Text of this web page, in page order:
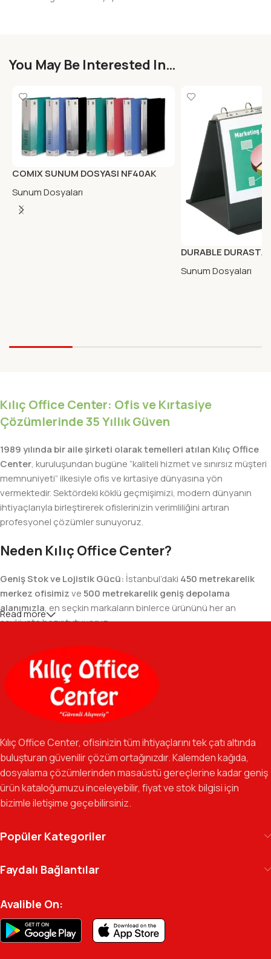
You May Be Interested In…
COMIX SUNUM DOSYASI NF40AK
Sunum Dosyaları
DURABLE
Sunum Dosyaları
Kılıç Office Center: Ofis ve Kırtasiye
Çözümlerinde 35 Yıllık Güven
1989 yılında bir aile şirketi olarak temelleri atılan Kılıç Office
Center, kuruluşundan bugüne “kaliteli hizmet ve sınırsız müşteri
memnuniyeti” ilkesiyle ofis ve kırtasiye dünyasına yön
vermektedir. Sektördeki köklü geçmişimizi, modern dünyanın
ihtiyaçlarıyla birleştirerek ofislerinizin verimliliğini artıran
profesyonel çözümler sunuyoruz.
Neden Kılıç Office Center?
Geniş Stok ve Lojistik Gücü: İstanbul’daki 450 metrekarelik
merkez ofisimizve500 metrekarelik geniş depolama
alanımızla, en seçkin markaların binlerce ürününü her an
sevkiyata hazır tutuyoruz.
Geniş Ürün Yelpazesi:Temel kırtasiye malzemelerinden teknik
ofis gereçlerine kadar, iş hayatınızda ihtiyaç duyduğunuz her
şeyi tek bir çatı altında, en uygun fiyat avantajlarıyla bulmanızı
sağlıyoruz.
Özverili Takım Ruhu:İşini tutkuyla yapan, güler yüzlü ve çözüm
güvenilir bir yol arkadaşı olmayı hedefliyoruz.
Gelecek Vizyonu:Kurumsal kimliğimizi yeni iş birlikleri ve global
markalarla güçlendirerek, Türkiye genelinde müşteri ağımızı her
geçen gün büyütmeye devam ediyoruz.
Kılıç Office Center
arşivinizdeki dosyaya kadar her detayda yanınızda.
Ofisinizin enerjisini ve verimliliğini artırmak için
profesyonel kadromuzla hizmetinizdeyiz.
Read more
Kılıç Office Center, ofisinizin tüm ihtiyaçlarını tek çatı altında
buluşturan güvenilir çözüm ortağınızdır. Kalemden kağıda,
dosyalama çözümlerinden masaüstü gereçlerine kadar geniş
ürün kataloğumuzu inceleyebilir, fiyat ve stok bilgisi için
bizimle iletişime geçebilirsiniz.
Popüler Kategoriler
Faydalı Bağlantılar
Avalible On: